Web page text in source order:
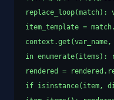
replace_loop(match):
item_template =
in enumerate(items):
rendered =
if isinstance(item,